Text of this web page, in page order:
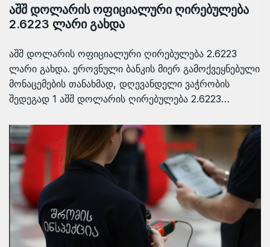
აშშ დოლარის ოფიციალური ღირებულება
2.6223 ლარი გახდა
აშშ დოლარის ოფიციალური ღირებულება 2.6223
ლარი გახდა. ეროვნული ბანკის მიერ გამოქვეყნებული
მონაცემების თანახმად, დღევანდელი ვაჭრობის
შედეგად 1 აშშ დოლარის ღირებულება 2.6223…